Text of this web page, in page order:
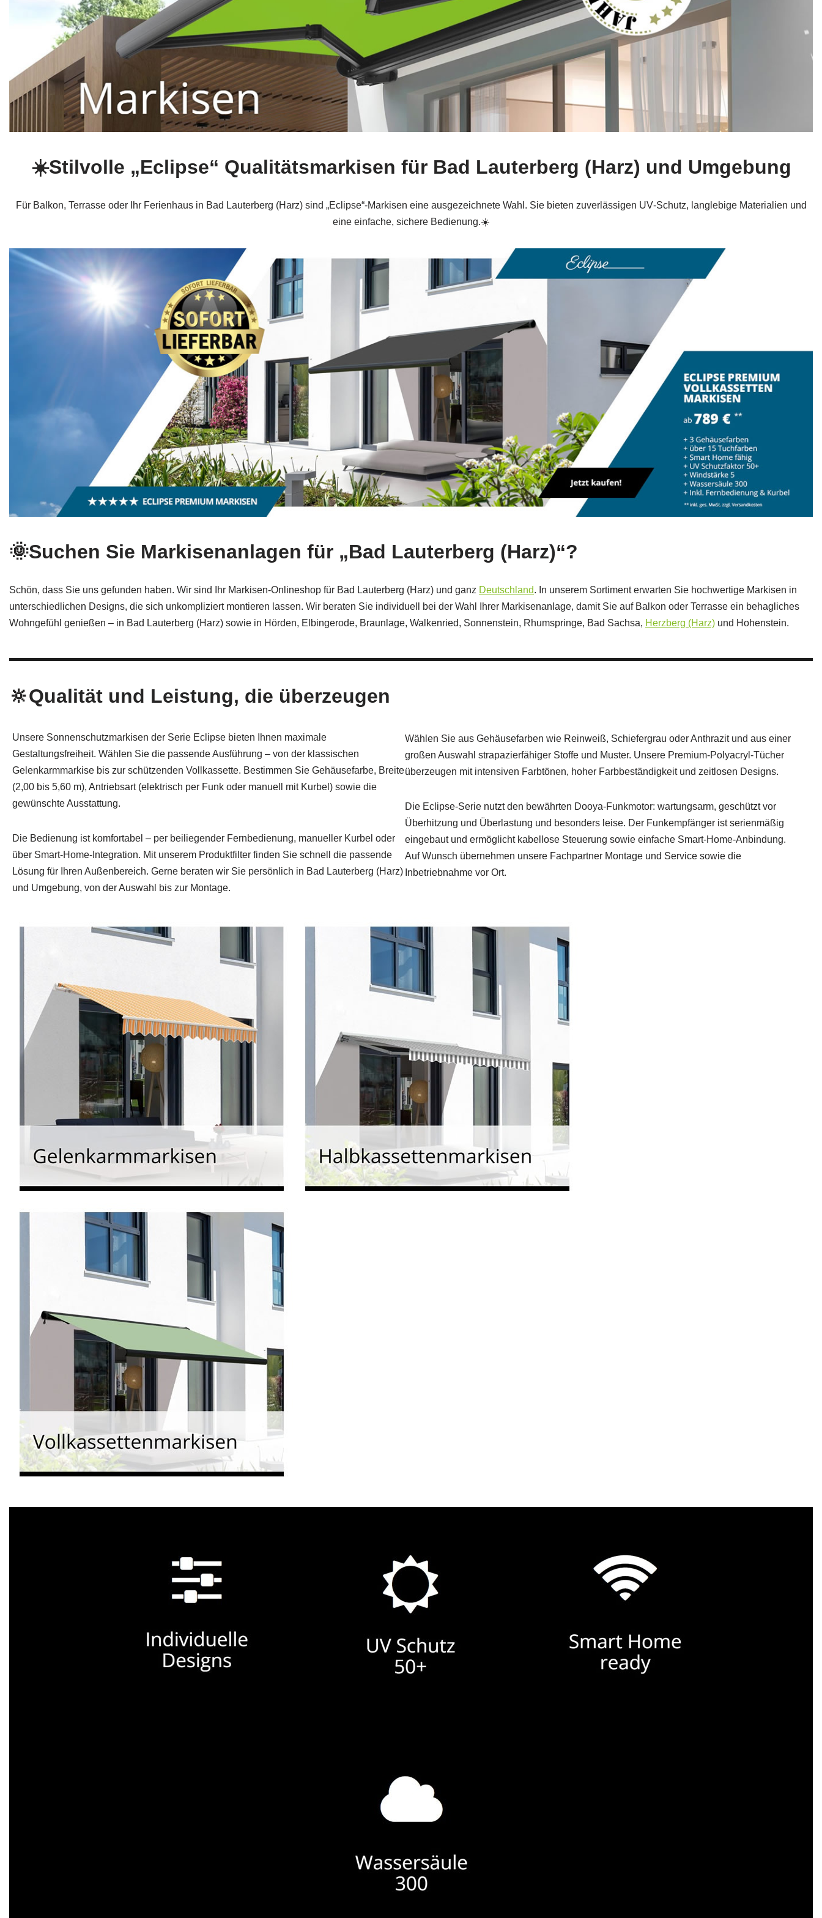
☀️Stilvolle „Eclipse“ Qualitätsmarkisen für Bad Lauterberg (Harz) und Umgebung
Für Balkon, Terrasse oder Ihr Ferienhaus in Bad Lauterberg (Harz) sind „Eclipse“-Markisen eine ausgezeichnete Wahl. Sie bieten zuverlässigen UV‑Schutz, langlebige Materialien und
eine einfache, sichere Bedienung.☀️
🌞Suchen Sie Markisenanlagen für „Bad Lauterberg (Harz)“?
Schön, dass Sie uns gefunden haben. Wir sind Ihr Markisen‑Onlineshop für Bad Lauterberg (Harz) und ganz Deutschland. In unserem Sortiment erwarten Sie hochwertige Markisen in
unterschiedlichen Designs, die sich unkompliziert montieren lassen. Wir beraten Sie individuell bei der Wahl Ihrer Markisenanlage, damit Sie auf Balkon oder Terrasse ein behagliches
Wohngefühl genießen – in Bad Lauterberg (Harz) sowie in Hörden, Elbingerode, Braunlage, Walkenried, Sonnenstein, Rhumspringe, Bad Sachsa, Herzberg (Harz) und Hohenstein.
🔆Qualität und Leistung, die überzeugen
Unsere Sonnenschutzmarkisen der Serie Eclipse bieten Ihnen maximale
Gestaltungsfreiheit. Wählen Sie die passende Ausführung – von der klassischen
Gelenkarmmarkise bis zur schützenden Vollkassette. Bestimmen Sie Gehäusefarbe, Breite
(2,00 bis 5,60 m), Antriebsart (elektrisch per Funk oder manuell mit Kurbel) sowie die
gewünschte Ausstattung.
Die Bedienung ist komfortabel – per beiliegender Fernbedienung, manueller Kurbel oder
über Smart‑Home‑Integration. Mit unserem Produktfilter finden Sie schnell die passende
Lösung für Ihren Außenbereich. Gerne beraten wir Sie persönlich in Bad Lauterberg (Harz)
und Umgebung, von der Auswahl bis zur Montage.
Wählen Sie aus Gehäusefarben wie Reinweiß, Schiefergrau oder Anthrazit und aus einer
großen Auswahl strapazierfähiger Stoffe und Muster. Unsere Premium‑Polyacryl‑Tücher
überzeugen mit intensiven Farbtönen, hoher Farbbeständigkeit und zeitlosen Designs.
Die Eclipse‑Serie nutzt den bewährten Dooya‑Funkmotor: wartungsarm, geschützt vor
Überhitzung und Überlastung und besonders leise. Der Funkempfänger ist serienmäßig
eingebaut und ermöglicht kabellose Steuerung sowie einfache Smart‑Home‑Anbindung.
Auf Wunsch übernehmen unsere Fachpartner Montage und Service sowie die
Inbetriebnahme vor Ort.